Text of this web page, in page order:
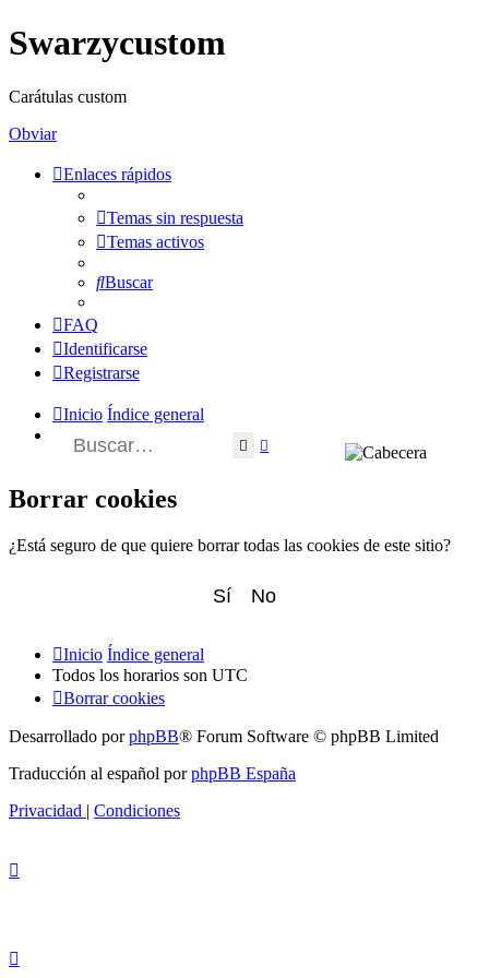
Swarzycustom
Carátulas custom
Obviar
Enlaces rápidos
Temas sin respuesta
Temas activos
Buscar
FAQ
Identificarse
Registrarse
Inicio Índice general
BuscarBúsqueda avanzada
Borrar cookies
¿Está seguro de que quiere borrar todas las cookies de este sitio?
Inicio Índice general
Todos los horarios son UTC
Borrar cookies
Desarrollado porphpBB® Forum Software © phpBB Limited
Traducción al español porphpBB España
Privacidad | Condiciones